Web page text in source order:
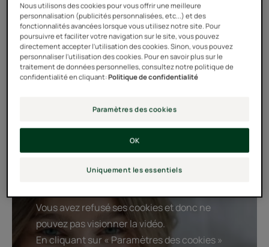
*hors Shampooing sec invisible
*par rapport au flacon 400ml
YouTube conditionne la lecture de ses vidéos
au dépôt de cookies afin de vous proposer
des publicités ciblées en fonction de votre
Pour plus d'information, visiter la politique «
Vous avez refusé ses cookies et donc ne
pouvez pas visionner la vidéo.
En cliquant sur « Paramètres des cookies »
Nous utilisons des cookies pour vous offrir une meilleure
personnalisation (publicités personnalisées, etc...) et des
fonctionnalités avancées lorsque vous utilisez notre site. Pour
poursuivre et faciliter votre navigation sur le site, vous pouvez
directement accepter l'utilisation des cookies. Sinon, vous pouvez
personnaliser l'utilisation des cookies. Pour en savoir plus sur le
traitement de données personnelles, consultez notre politique de
confidentialité en cliquant:Politique de confidentialité
Paramètres des cookies
Uniquement les essentiels
OK